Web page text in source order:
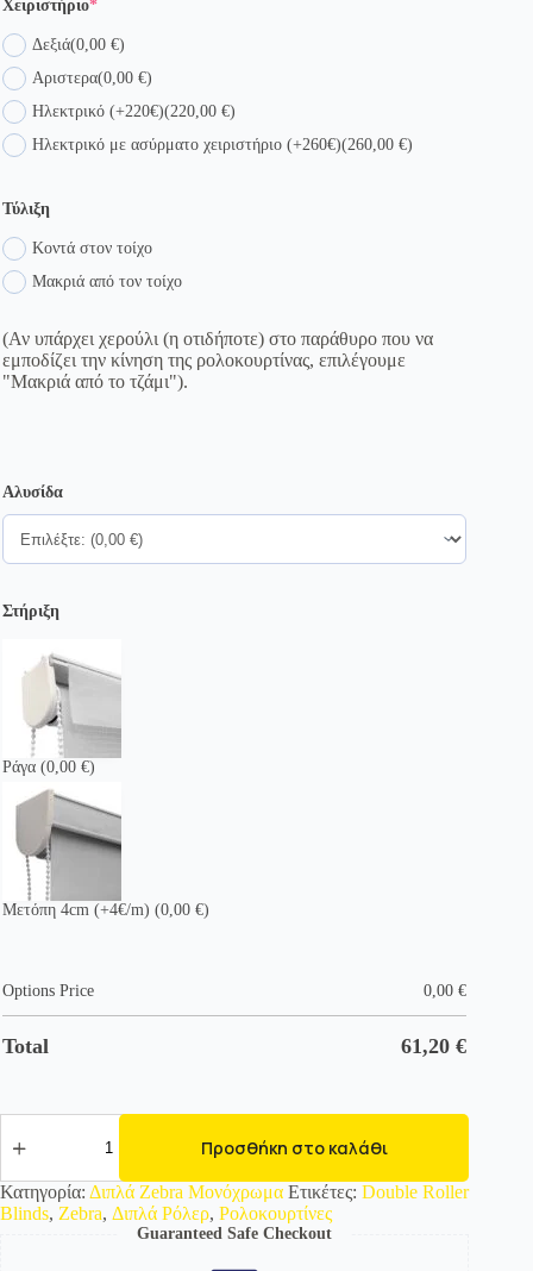
Χειριστήριο*(required)
Δεξιά(0,00 €)
Αριστερα(0,00 €)
Ηλεκτρικό (+220€)(220,00 €)
Ηλεκτρικό με ασύρματο χειριστήριο (+260€)(260,00 €)
Τύλιξη
Κοντά στον τοίχο
Μακριά από τον τοίχο
(Αν υπάρχει χερούλι (η οτιδήποτε) στο παράθυρο που να
εμποδίζει την κίνηση της ρολοκουρτίνας, επιλέγουμε
"Μακριά από το τζάμι").
Αλυσίδα
Στήριξη
Ράγα (0,00 €)
Μετόπη 4cm (+4€/m) (0,00 €)
Options Price 0,00€
Total 61,20€
Διπλό
Ρολοκουρτίνα
Zebra
-
Προσθήκη στο καλάθι
Κατηγορία: Διπλά Zebra Μονόχρωμα Ετικέτες: Double Roller
Blinds, Zebra, Διπλά Ρόλερ, Ρολοκουρτίνες
Guaranteed Safe Checkout